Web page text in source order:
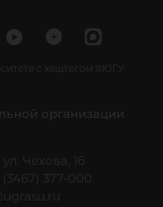
с хештегом #ЮГУ
организации
Чехова, 16
377-000